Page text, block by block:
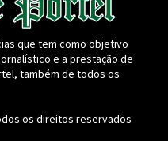
que tem como objetivo
e a prestação de
também de todos os
os direitos reservados